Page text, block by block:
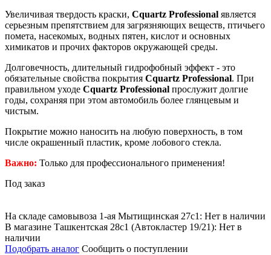
Увеличивая твердость краски, Cquartz Professional является
серьезным препятствием для загрязняющих веществ, птичьего
помета, насекомых, водных пятен, кислот и основных
химикатов и прочих факторов окружающей среды.
Долговечность, длительный гидрофобный эффект - это
обязательные свойства покрытия Cquartz Professional. При
правильном уходе Cquartz Professional прослужит долгие
годы, сохраняя при этом автомобиль более глянцевым и
чистым.
Покрытие можно наносить на любую поверхность, в том
числе окрашенный пластик, кроме лобового стекла.
Важно: Только для профессионального применения!
Под заказ
На складе самовывоза 1-ая Мытищинская 27с1: Нет в наличии
В магазине Ташкентская 28с1 (Автокластер 19/21): Нет в
наличии
Подобрать аналог Сообщить о поступлении